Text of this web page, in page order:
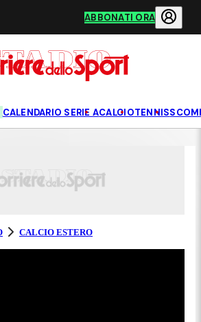
ABBONATI ORA
CALENDARIO SERIE ACALCIOTENNIS
CALCIO ESTERO